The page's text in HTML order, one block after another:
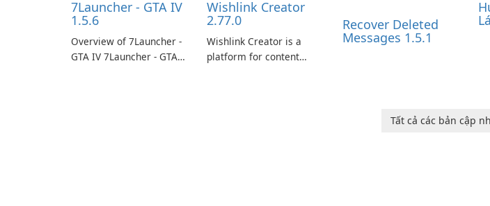
7Launcher - GTA IV
1.5.6
Overview of 7Launcher -
GTA IV 7Launcher - GTA
Wishlink Creator
2.77.0
Wishlink Creator is a
platform for content
Recover Deleted
Messages 1.5.1
Tất cả các bản cập